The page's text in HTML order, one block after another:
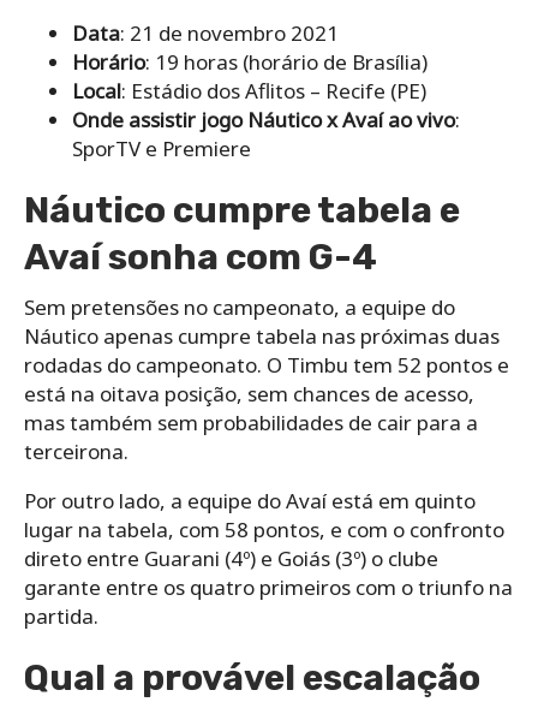
Data: 21 de novembro 2021
Horário: 19 horas (horário de Brasília)
Local: Estádio dos Aflitos – Recife (PE)
Onde assistir jogo Náutico x Avaí ao vivo:
SporTV e Premiere
Náutico cumpre tabela e
Avaí sonha com G-4
Sem pretensões no campeonato, a equipe do
Náutico apenas cumpre tabela nas próximas duas
rodadas do campeonato. O Timbu tem 52 pontos e
está na oitava posição, sem chances de acesso,
mas também sem probabilidades de cair para a
terceirona.
Por outro lado, a equipe do Avaí está em quinto
lugar na tabela, com 58 pontos, e com o confronto
direto entre Guarani (4º) e Goiás (3º) o clube
garante entre os quatro primeiros com o triunfo na
partida.
Qual a provável escalação